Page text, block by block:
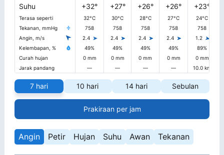
Suhu +32° +27° +26° +26° +23°
Terasa seperti 32°C 30°C 28°C 27°C
24°C
Tekanan, mmHg
758 758 758 758
758
Angin, m/s
2.4 2.4 2.4 2.4 1.2
Kelembapan, %
49% 49% 49% 49%
89%
Curah hujan
0 mm 0 mm 0 mm 0 mm 0 mm
Jarak pandang
— — — — 10.0 km
7 hari 10 hari 14 hari Sebulan
Prakiraan per jam
Angin Petir Hujan Suhu Awan Tekanan